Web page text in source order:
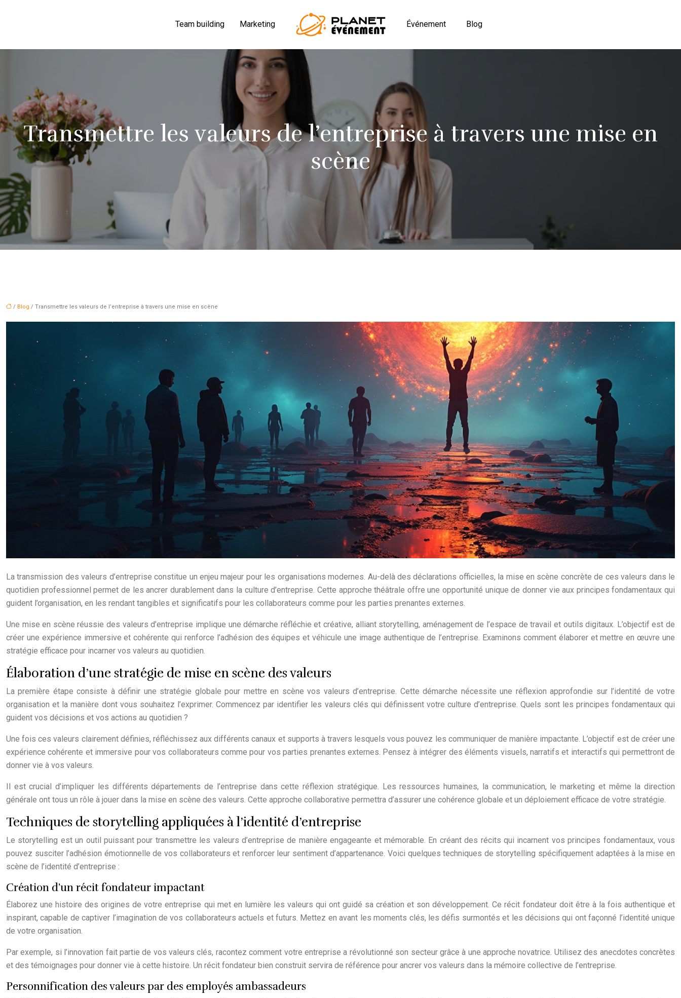
Marketing
Team building Événement Blog
Transmettre les valeurs de l’entreprise à travers une mise en
scène
/ Blog / Transmettre les valeurs de l’entreprise à travers une mise en scène
La transmission des valeurs d’entreprise constitue un enjeu majeur pour les organisations modernes. Au-delà des déclarations officielles, la mise en scène concrète de ces valeurs dans le
quotidien professionnel permet de les ancrer durablement dans la culture d’entreprise. Cette approche théâtrale offre une opportunité unique de donner vie aux principes fondamentaux qui
guident l’organisation, en les rendant tangibles et significatifs pour les collaborateurs comme pour les parties prenantes externes.
Une mise en scène réussie des valeurs d’entreprise implique une démarche réfléchie et créative, alliant storytelling, aménagement de l’espace de travail et outils digitaux. L’objectif est de
créer une expérience immersive et cohérente qui renforce l’adhésion des équipes et véhicule une image authentique de l’entreprise. Examinons comment élaborer et mettre en œuvre une
stratégie efficace pour incarner vos valeurs au quotidien.
Élaboration d’une stratégie de mise en scène des valeurs
La première étape consiste à définir une stratégie globale pour mettre en scène vos valeurs d’entreprise. Cette démarche nécessite une réflexion approfondie sur l’identité de votre
organisation et la manière dont vous souhaitez l’exprimer. Commencez par identifier les valeurs clés qui définissent votre culture d’entreprise. Quels sont les principes fondamentaux qui
guident vos décisions et vos actions au quotidien ?
Une fois ces valeurs clairement définies, réfléchissez aux différents canaux et supports à travers lesquels vous pouvez les communiquer de manière impactante. L’objectif est de créer une
expérience cohérente et immersive pour vos collaborateurs comme pour vos parties prenantes externes. Pensez à intégrer des éléments visuels, narratifs et interactifs qui permettront de
donner vie à vos valeurs.
Il est crucial d’impliquer les différents départements de l’entreprise dans cette réflexion stratégique. Les ressources humaines, la communication, le marketing et même la direction
générale ont tous un rôle à jouer dans la mise en scène des valeurs. Cette approche collaborative permettra d’assurer une cohérence globale et un déploiement efficace de votre stratégie.
Techniques de storytelling appliquées à l’identité d’entreprise
Le storytelling est un outil puissant pour transmettre les valeurs d’entreprise de manière engageante et mémorable. En créant des récits qui incarnent vos principes fondamentaux, vous
pouvez susciter l’adhésion émotionnelle de vos collaborateurs et renforcer leur sentiment d’appartenance. Voici quelques techniques de storytelling spécifiquement adaptées à la mise en
scène de l’identité d’entreprise :
Création d’un récit fondateur impactant
Élaborez une histoire des origines de votre entreprise qui met en lumière les valeurs qui ont guidé sa création et son développement. Ce récit fondateur doit être à la fois authentique et
inspirant, capable de captiver l’imagination de vos collaborateurs actuels et futurs. Mettez en avant les moments clés, les défis surmontés et les décisions qui ont façonné l’identité unique
de votre organisation.
Par exemple, si l’innovation fait partie de vos valeurs clés, racontez comment votre entreprise a révolutionné son secteur grâce à une approche novatrice. Utilisez des anecdotes concrètes
et des témoignages pour donner vie à cette histoire. Un récit fondateur bien construit servira de référence pour ancrer vos valeurs dans la mémoire collective de l’entreprise.
Personnification des valeurs par des employés ambassadeurs